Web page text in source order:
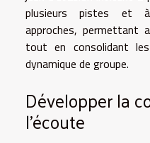
plusieurs pistes et à
approches, permettant
tout en consolidant
dynamique de groupe.
Développer la
l’écoute